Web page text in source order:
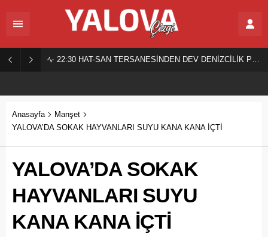
22:30 HAT-SAN TERSANESİNDEN DEV DENİZCİLİK PROJESİ!
Anasayfa
Manşet
YALOVA’DA SOKAK HAYVANLARI SUYU KANA KANA İÇTİ
YALOVA’DA SOKAK
HAYVANLARI SUYU
KANA KANA İÇTİ